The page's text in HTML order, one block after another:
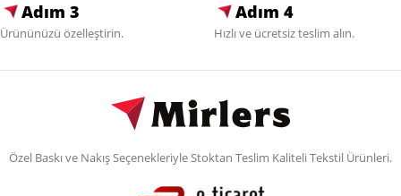
Adım 3
Ürününüzü özelleştirin.
Adım 4
Hızlı ve ücretsiz teslim alın.
Özel Baskı ve Nakış Seçenekleriyle Stoktan Teslim Kaliteli Tekstil Ürünleri.